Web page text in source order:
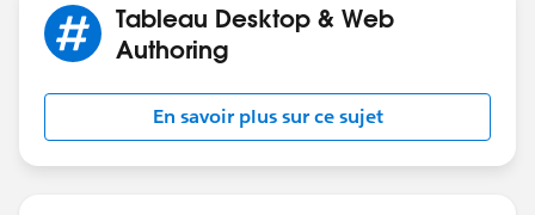
Tableau Desktop & Web
Authoring
En savoir plus sur ce sujet